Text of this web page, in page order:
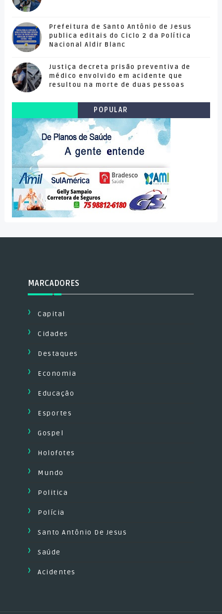
Prefeitura de Santo Antônio de Jesus
publica editais do Ciclo 2 da Política
Nacional Aldir Blanc
Justiça decreta prisão preventiva de
médico envolvido em acidente que
resultou na morte de duas pessoas
POPULAR
MARCADORES
Capital
Cidades
Destaques
Economia
Educação
Esportes
Gospel
Holofotes
Mundo
Politica
Polícia
Santo Antônio De Jesus
Saúde
Acidentes